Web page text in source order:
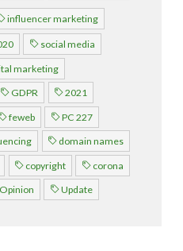
influencer marketing
social media
marketing
GDPR 2021
feweb PC 227
domain names
copyright corona
Opinion Update